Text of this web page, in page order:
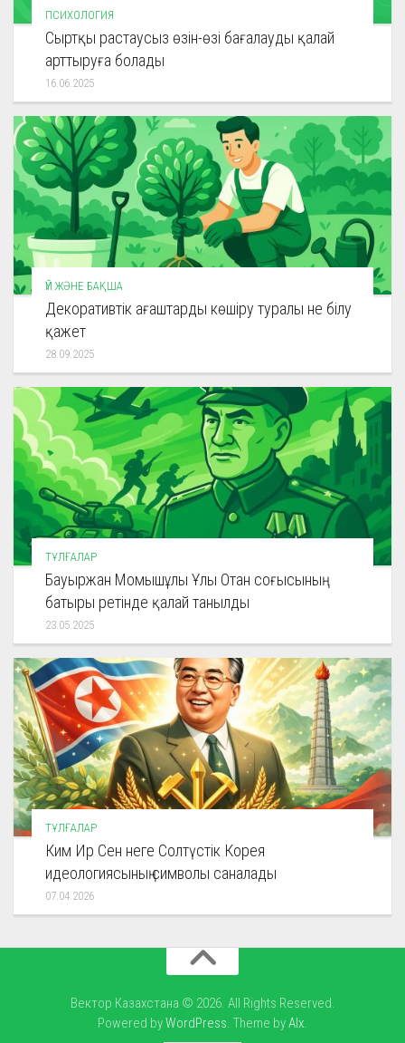
ПСИХОЛОГИЯ
Сыртқы растаусыз өзін-өзі бағалауды қалай
арттыруға болады
16.06.2025
ҮЙ ЖӘНЕ БАҚША
Декоративтік ағаштарды көшіру туралы не білу
қажет
28.09.2025
ТҰЛҒАЛАР
Бауыржан Момышұлы Ұлы Отан соғысының
батыры ретінде қалай танылды
23.05.2025
ТҰЛҒАЛАР
Ким Ир Сен неге Солтүстік Корея
идеологиясының символы саналады
07.04.2026
Вектор Казахстана © 2026. All Rights Reserved.
Powered byWordPress. Theme byAlx.